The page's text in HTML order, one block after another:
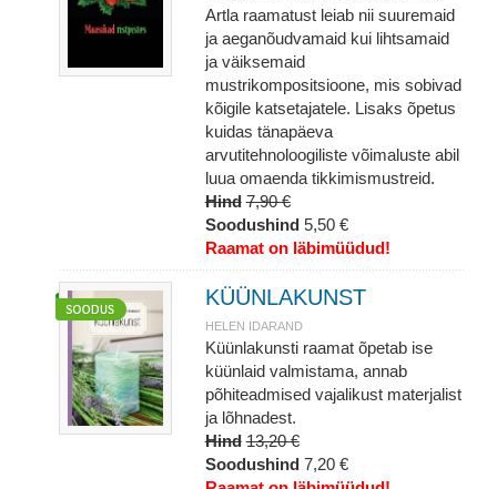
Artla raamatust leiab nii suuremaid
ja aeganõudvamaid kui lihtsamaid
ja väiksemaid
mustrikompositsioone, mis sobivad
kõigile katsetajatele. Lisaks õpetus
kuidas tänapäeva
arvutitehnoloogiliste võimaluste abil
luua omaenda tikkimismustreid.
Hind 7,90 €
Soodushind 5,50 €
Raamat on läbimüüdud!
KÜÜNLAKUNST
HELEN IDARAND
Küünlakunsti raamat õpetab ise
küünlaid valmistama, annab
põhiteadmised vajalikust materjalist
ja lõhnadest.
Hind 13,20 €
Soodushind 7,20 €